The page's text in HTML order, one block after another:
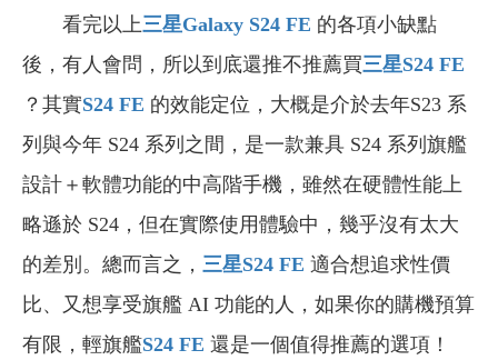
看完以上三星Galaxy S24 FE 的各項小缺點
後，有人會問，所以到底還推不推薦買三星S24 FE
？其實S24 FE 的效能定位，大概是介於去年S23 系
列與今年 S24 系列之間，是一款兼具 S24 系列旗艦
設計＋軟體功能的中高階手機，雖然在硬體性能上
略遜於 S24，但在實際使用體驗中，幾乎沒有太大
的差別。總而言之， 三星S24 FE 適合想追求性價
比、又想享受旗艦 AI 功能的人，如果你的購機預算
有限，輕旗艦S24 FE 還是一個值得推薦的選項！